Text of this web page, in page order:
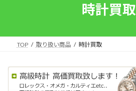
時計買取
TOP 取り扱い商品 時計買取